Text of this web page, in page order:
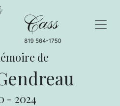
de
- 2024